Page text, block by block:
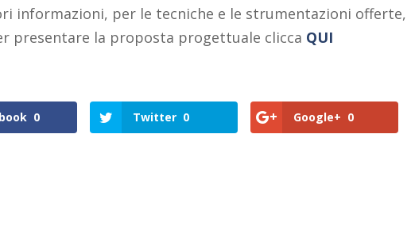
informazioni, per le tecniche e le strumentazioni offerte,
presentare la proposta progettuale clicca QUI
0 Twitter 0 Google+ 0